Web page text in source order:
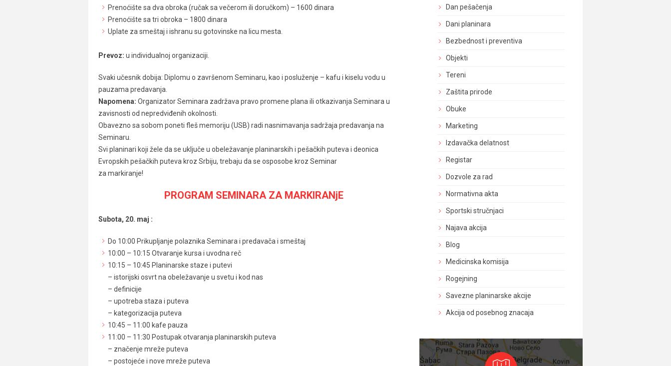
Prenoćište sa dva obroka (ručak sa večerom ili doručkom) – 1600 dinara
Prenoćište sa tri obroka – 1800 dinara
Uplate za smeštaj i ishranu su gotovinske na licu mesta.
Prevoz: u individualnoj organizaciji.
Svaki učesnik dobija: Diplomu o završenom Seminaru, kao i posluženje – kafu i kiselu vodu u
pauzama predavanja.
Napomena: Organizator Seminara zadržava pravo promene plana ili otkazivanja Seminara u
zavisnosti od nepredviđenih okolnosti.
Obavezno sa sobom poneti fleš memoriju (USB) radi nasnimavanja sadržaja predavanja na
Seminaru.
Svi planinari koji žele da se uključe u obeležavanje planinarskih i pešačkih puteva i deonica
Evropskih pešačkih puteva kroz Srbiju, trebaju da se osposobe kroz Seminar
za markiranje!
PROGRAM SEMINARA ZA MARKIRANjE
Subota, 20. maj :
Do 10:00 Prikupljanje polaznika Seminara i predavača i smeštaj
10:00 – 10:15 Otvaranje kursa i uvodna reč
10:15 – 10:45 Planinarske staze i putevi
– istorijski osvrt na obeležavanje u svetu i kod nas
– definicije
– upotreba staza i puteva
– kategorizacija puteva
10:45 – 11:00 kafe pauza
11:00 – 11:30 Postupak otvaranja planinarskih puteva
– značenje mreže puteva
– postojeće i nove mreže puteva
Dan pešačenja
Dani planinara
Bezbednost i preventiva
Objekti
Tereni
Zaštita prirode
Obuke
Marketing
Izdavačka delatnost
Registar
Dozvole za rad
Normativna akta
Sportski stručnjaci
Najava akcija
Blog
Medicinska komisija
Rogejning
Savezne planinarske akcije
Akcija od posebnog znacaja